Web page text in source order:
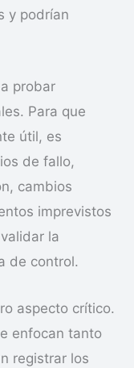
y podrían
probar
Para que
útil, es
de fallo,
cambios
imprevistos
la
de control.
aspecto crítico.
enfocan tanto
registrar los